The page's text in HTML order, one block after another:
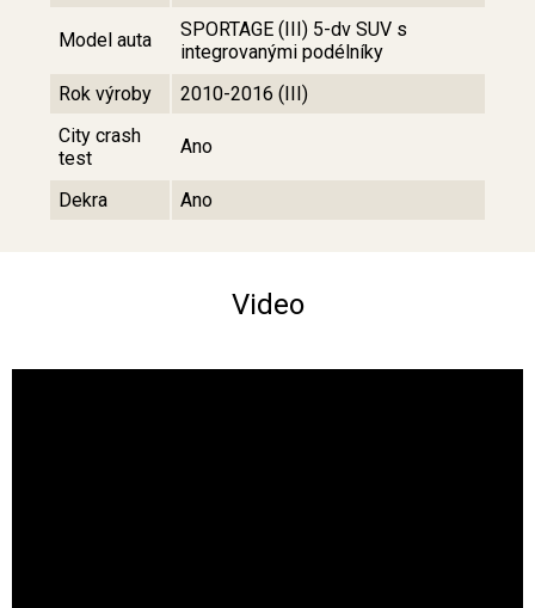
Model auta
SPORTAGE (III) 5-dv SUV s
integrovanými podélníky
Rok výroby
2010-2016 (III)
City crash
test
Ano
Dekra Ano
Video